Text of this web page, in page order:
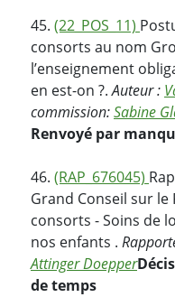
45. (22_POS_11)
consorts au nom
l’enseignement
en est-on ?.Auteur :
commission:Sabine
Renvoyé par
46. (RAP_676045)
Grand Conseil sur
consorts - Soins de
nos enfants .
Attinger Doepper
de temps